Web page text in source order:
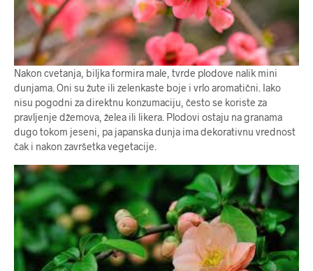
Nakon cvetanja, biljka formira male, tvrde plodove nalik mini
dunjama. Oni su žute ili zelenkaste boje i vrlo aromatični. Iako
nisu pogodni za direktnu konzumaciju, često se koriste za
pravljenje džemova, želea ili likera. Plodovi ostaju na granama
dugo tokom jeseni, pa japanska dunja ima dekorativnu vrednost
čak i nakon završetka vegetacije.